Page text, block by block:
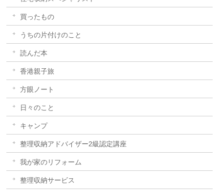
買ったもの
うちの片付けのこと
読んだ本
香港親子旅
方眼ノート
日々のこと
キャンプ
整理収納アドバイザー2級認定講座
我が家のリフォーム
整理収納サービス